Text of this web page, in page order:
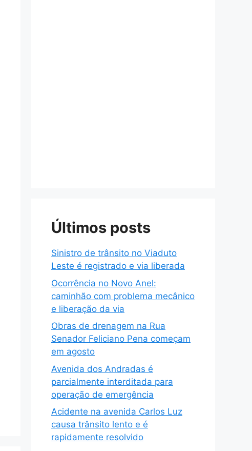
Últimos posts
Sinistro de trânsito no Viaduto
Leste é registrado e via liberada
Ocorrência no Novo Anel:
caminhão com problema mecânico
e liberação da via
Obras de drenagem na Rua
Senador Feliciano Pena começam
em agosto
Avenida dos Andradas é
parcialmente interditada para
operação de emergência
Acidente na avenida Carlos Luz
causa trânsito lento e é
rapidamente resolvido